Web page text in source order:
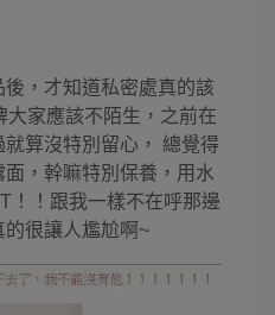
，才知道私密處真的該
家應該不陌生，之前在
算沒特別留心， 總覺得
，幹嘛特別保養，用水
！！跟我一樣不在呼那邊
很讓人尷尬啊~